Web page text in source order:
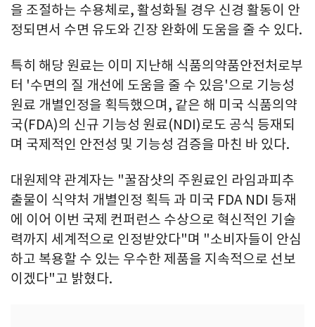
을 조절하는 수용체로, 활성화될 경우 신경 활동이 안
정되면서 수면 유도와 긴장 완화에 도움을 줄 수 있다.
특히 해당 원료는 이미 지난해 식품의약품안전처로부
터 '수면의 질 개선에 도움을 줄 수 있음'으로 기능성
원료 개별인정을 획득했으며, 같은 해 미국 식품의약
국(FDA)의 신규 기능성 원료(NDI)로도 공식 등재되
며 국제적인 안전성 및 기능성 검증을 마친 바 있다.
대원제약 관계자는 "꿀잠샷의 주원료인 라임과피추
출물이 식약처 개별인정 획득 과 미국 FDA NDI 등재
에 이어 이번 국제 컨퍼런스 수상으로 혁신적인 기술
력까지 세계적으로 인정받았다"며 "소비자들이 안심
하고 복용할 수 있는 우수한 제품을 지속적으로 선보
이겠다"고 밝혔다.